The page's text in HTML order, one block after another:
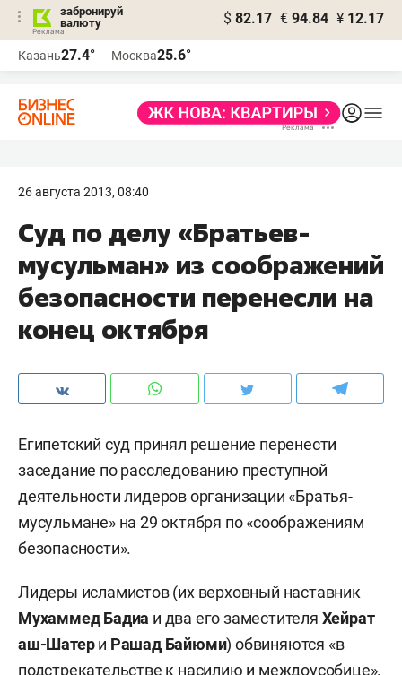
забронируй
валюту
$ 82.17 € 94.84 ¥ 12.17
Казань27.4° Москва25.6°
26 августа 2013, 08:40
Суд по делу «Братьев-
мусульман» из соображений
безопасности перенесли на
конец октября
Египетский суд принял решение перенести
заседание по расследованию преступной
деятельности лидеров организации «Братья-
мусульмане» на 29 октября по «соображениям
безопасности».
Лидеры исламистов (их верховный наставник
Мухаммед Бадиа и два его заместителя Хейрат
аш-Шатери Рашад Байюми) обвиняются «в
подстрекательстве к насилию и междоусобице».